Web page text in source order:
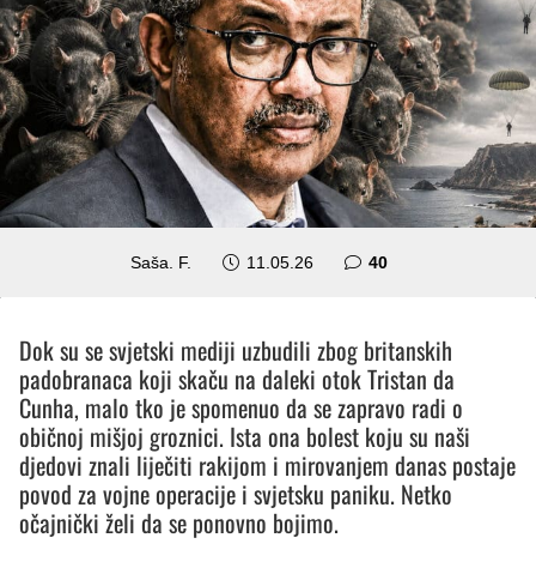
Saša. F. 11.05.26 40komentara
Dok su se svjetski mediji uzbudili zbog britanskih
padobranaca koji skaču na daleki otok Tristan da
Cunha, malo tko je spomenuo da se zapravo radi o
običnoj mišjoj groznici. Ista ona bolest koju su naši
djedovi znali liječiti rakijom i mirovanjem danas postaje
povod za vojne operacije i svjetsku paniku. Netko
očajnički želi da se ponovno bojimo.